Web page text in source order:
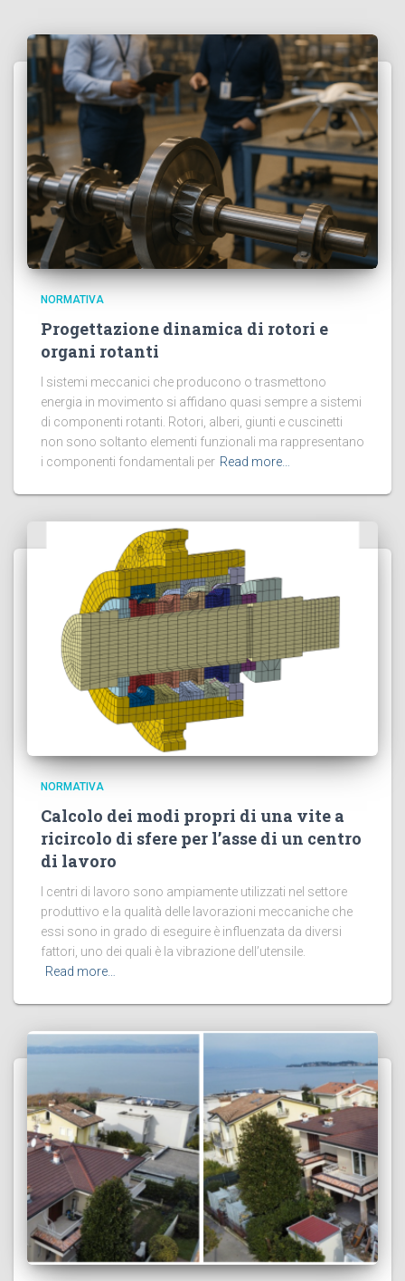
NORMATIVA
Progettazione dinamica di rotori e
organi rotanti
I sistemi meccanici che producono o trasmettono
energia in movimento si affidano quasi sempre a sistemi
di componenti rotanti. Rotori, alberi, giunti e cuscinetti
non sono soltanto elementi funzionali ma rappresentano
i componenti fondamentali per Read more…
NORMATIVA
Calcolo dei modi propri di una vite a
ricircolo di sfere per l’asse di un centro
di lavoro
I centri di lavoro sono ampiamente utilizzati nel settore
produttivo e la qualità delle lavorazioni meccaniche che
essi sono in grado di eseguire è influenzata da diversi
fattori, uno dei quali è la vibrazione dell’utensile.
Read more…